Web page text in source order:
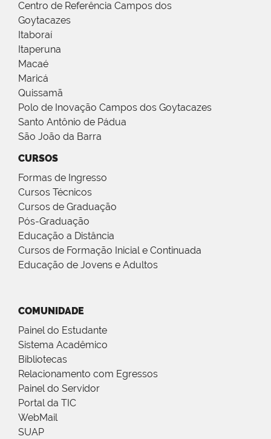
Centro de Referência Campos dos
Goytacazes
Itaboraí
Itaperuna
Macaé
Maricá
Quissamã
Polo de Inovação Campos dos Goytacazes
Santo Antônio de Pádua
São João da Barra
CURSOS
Formas de Ingresso
Cursos Técnicos
Cursos de Graduação
Pós-Graduação
Educação a Distância
Cursos de Formação Inicial e Continuada
Educação de Jovens e Adultos
COMUNIDADE
Painel do Estudante
Sistema Acadêmico
Bibliotecas
Relacionamento com Egressos
Painel do Servidor
Portal da TIC
WebMail
SUAP